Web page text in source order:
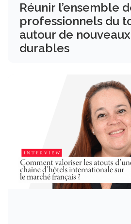
Réunir l’ensemble
professionnels du
autour de
durables